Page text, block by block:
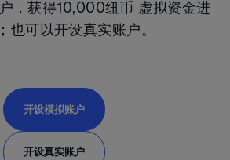
，获得10,000纽币 虚拟资金进
也可以开设真实账户。
开设模拟账户
开设真实账户